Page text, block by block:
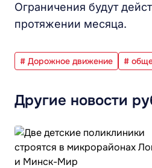
Ограничения будут
протяжении месяца.
# Дорожное движение #
Другие новости